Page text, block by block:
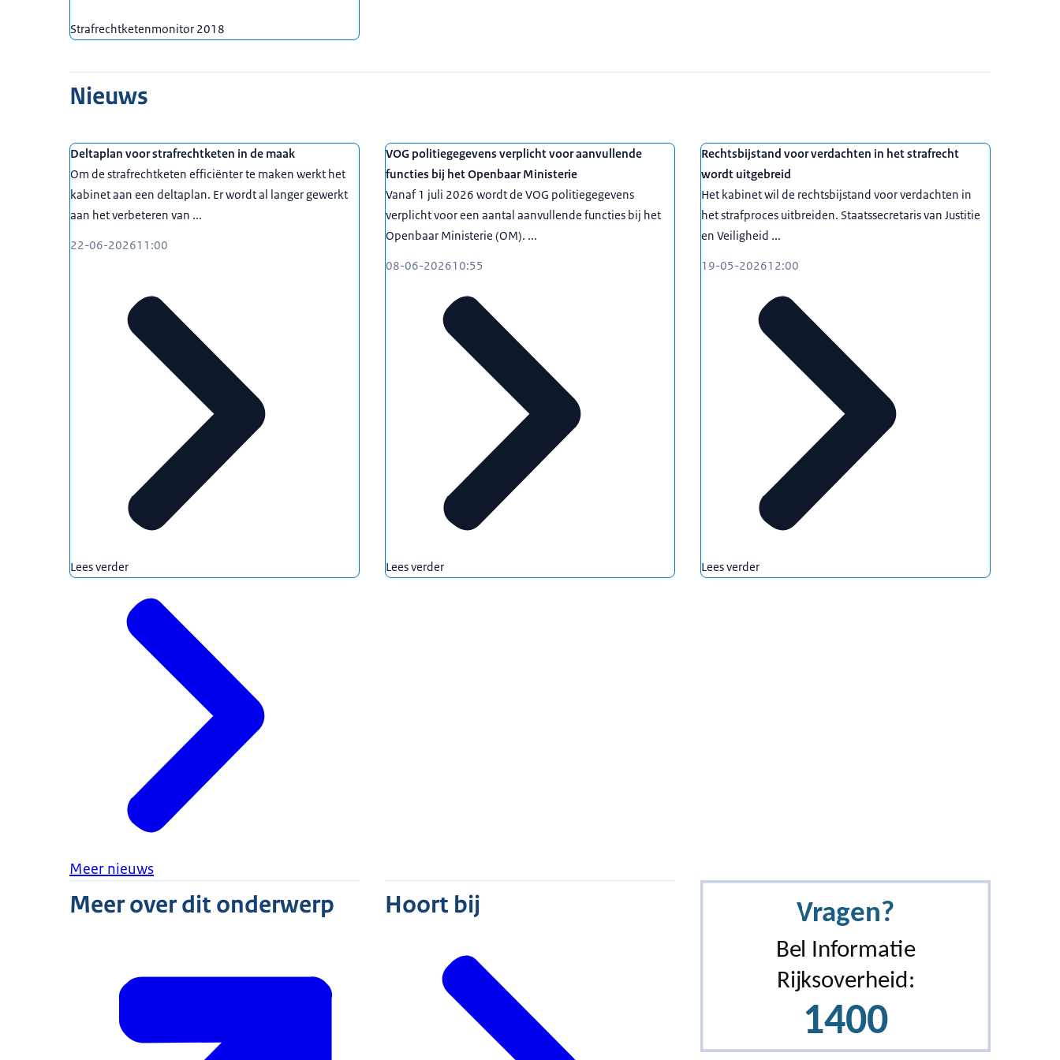
Strafrechtketenmonitor 2018
Nieuws
Deltaplan voor strafrechtketen in de maak
Om de strafrechtketen efficiënter te maken werkt het
kabinet aan een deltaplan. Er wordt al langer gewerkt
aan het verbeteren van ...
22-06-202611:00
Lees verder
VOG politiegegevens verplicht voor aanvullende
functies bij het Openbaar Ministerie
Vanaf 1 juli 2026 wordt de VOG politiegegevens
verplicht voor een aantal aanvullende functies bij het
Openbaar Ministerie (OM). ...
08-06-202610:55
Lees verder
Rechtsbijstand voor verdachten in het strafrecht
wordt uitgebreid
Het kabinet wil de rechtsbijstand voor verdachten in
het strafproces uitbreiden. Staatssecretaris van Justitie
en Veiligheid ...
19-05-202612:00
Lees verder
Meer nieuws
Meer over dit onderwerp Hoort bij